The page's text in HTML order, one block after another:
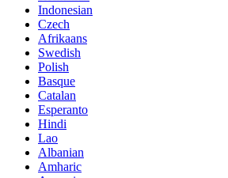
Indonesian
Czech
Afrikaans
Swedish
Polish
Basque
Catalan
Esperanto
Hindi
Lao
Albanian
Amharic